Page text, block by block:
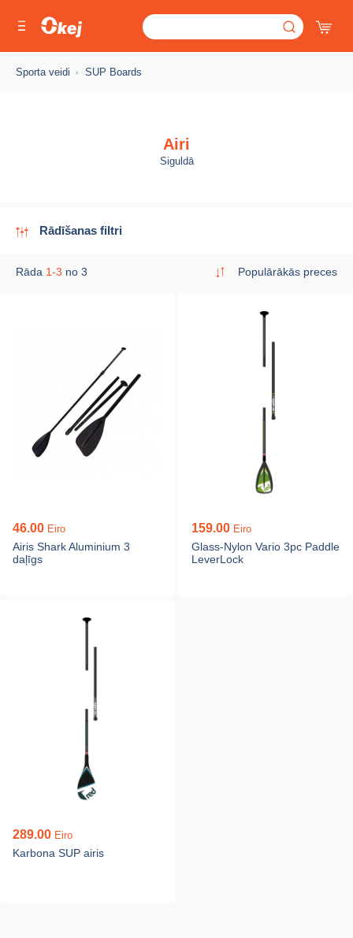
Sporta veidi SUP Boards
Airi
Siguldā
Rādīšanas filtri
Rāda 1-3 no 3 Populārākās preces
46.00 Eiro
Airis Shark Aluminium 3
daļīgs
159.00 Eiro
Glass-Nylon Vario 3pc Paddle
LeverLock
289.00 Eiro
Karbona SUP airis